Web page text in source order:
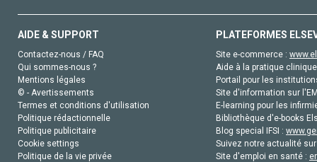
AIDE & SUPPORT
Contactez-nous / FAQ
Qui sommes-nous ?
Mentions légales
© - Avertissements
Termes et conditions d'utilisation
Politique rédactionnelle
Politique publicitaire
Cookie settings
Politique de la vie privée
PLATEFORMES
Site e-commerce :
Aide à la pratique
Portail pour les
Site d'information sur
E-learning pour les
Bibliothèque d'e-books
Blog special IFSI :
Suivez notre actualité
Site d'emploi en santé :